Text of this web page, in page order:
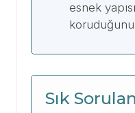
esnek
koruduğunu
Sık